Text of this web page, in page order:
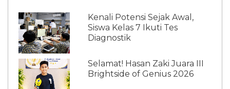
Kenali Potensi Sejak Awal,
Siswa Kelas 7 Ikuti Tes
Diagnostik
Selamat! Hasan Zaki Juara III
Brightside of Genius 2026